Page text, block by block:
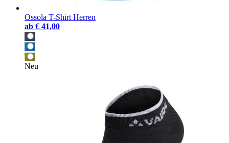
Ossola T-Shirt Herren
ab € 41,00
Neu